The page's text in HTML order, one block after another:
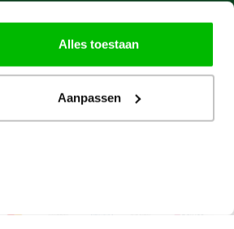
Alles toestaan
Aanpassen